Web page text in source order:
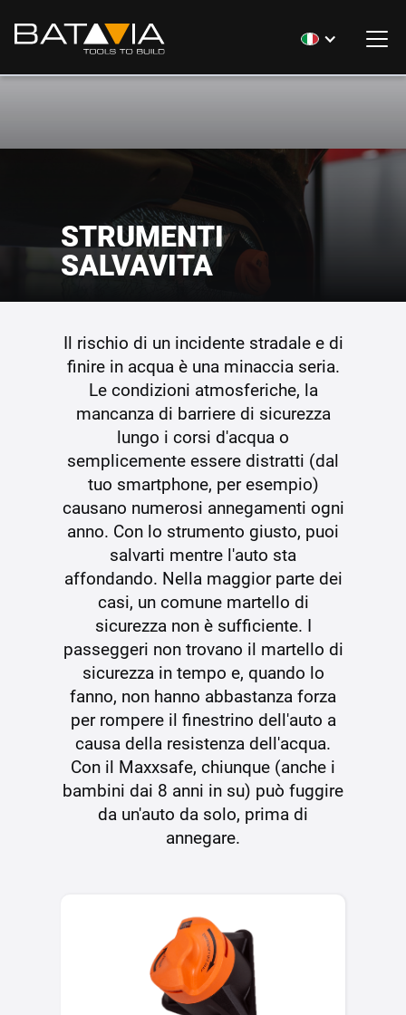
STRUMENTI
SALVAVITA
Il rischio di un incidente stradale e di
finire in acqua è una minaccia seria.
Le condizioni atmosferiche, la
mancanza di barriere di sicurezza
lungo i corsi d'acqua o
semplicemente essere distratti (dal
tuo smartphone, per esempio)
causano numerosi annegamenti ogni
anno. Con lo strumento giusto, puoi
salvarti mentre l'auto sta
affondando. Nella maggior parte dei
casi, un comune martello di
sicurezza non è sufficiente. I
passeggeri non trovano il martello di
sicurezza in tempo e, quando lo
fanno, non hanno abbastanza forza
per rompere il finestrino dell'auto a
causa della resistenza dell'acqua.
Con il Maxxsafe, chiunque (anche i
bambini dai 8 anni in su) può fuggire
da un'auto da solo, prima di
annegare.